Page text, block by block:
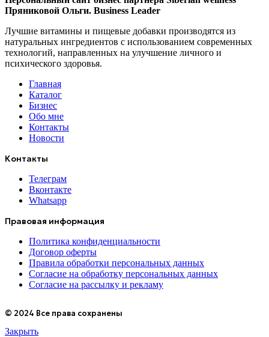
Пряниковой Ольги. Business Leader
Лучшие витамины и пищевые добавки производятся из
натуральных ингредиентов с использованием современных
технологий, направленных на улучшение личного и
психического здоровья.
Главная
Каталог
Бизнес
Обо мне
Контакты
Новости
Контакты
Телеграм
Вконтакте
Whatsapp
Правовая информация
Политика конфиденциальности
Договор оферты
Правила обработки персональных данных
Согласие на обработку персональных данных
Согласие на рассылку и рекламу
© 2024 Все права сохранены
Закрыть